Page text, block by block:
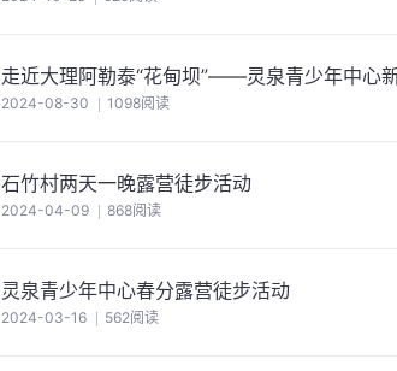
走近大理阿勒泰“花甸坝”——灵泉青少年中心
2024-08-30 1098阅读
石竹村两天一晚露营徒步活动
2024-04-09 868阅读
灵泉青少年中心春分露营徒步活动
2024-03-16 562阅读